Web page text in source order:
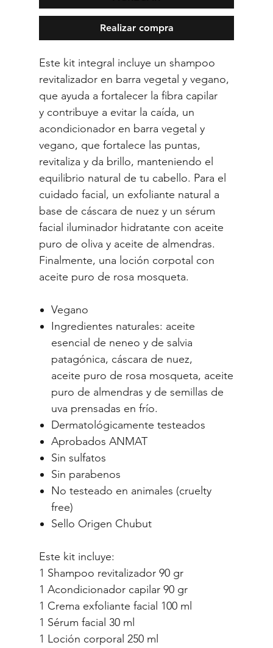
Realizar compra
Este kit integral incluye un shampoo
revitalizador en barra vegetal y vegano,
que ayuda a fortalecer la fibra capilar
y contribuye a evitar la caída, un
acondicionador en barra vegetal y
vegano, que fortalece las puntas,
revitaliza y da brillo, manteniendo el
equilibrio natural de tu cabello. Para el
cuidado facial, un exfoliante natural a
base de cáscara de nuez y un sérum
facial iluminador hidratante con aceite
puro de oliva y aceite de almendras.
Finalmente, una loción corpotal con
aceite puro de rosa mosqueta.
Vegano
Ingredientes naturales: aceite
esencial de neneo y de salvia
patagónica, cáscara de nuez,
aceite puro de rosa mosqueta, aceite
puro de almendras y de semillas de
uva prensadas en frío.
Dermatológicamente testeados
Aprobados ANMAT
Sin sulfatos
Sin parabenos
No testeado en animales (cruelty
free)
Sello Origen Chubut
Este kit incluye:
1 Shampoo revitalizador 90 gr
1 Acondicionador capilar 90 gr
1 Crema exfoliante facial 100 ml
1 Sérum facial 30 ml
1 Loción corporal 250 ml